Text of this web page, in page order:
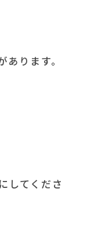
ります。
してくださ